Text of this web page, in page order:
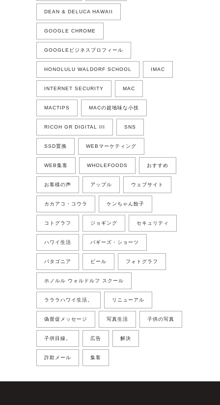
DEAN & DELUCA HAWAII
GOOGLE CHROME
GOOGLEビジネスプロフィール
HONOLULU WALDORF SCHOOL IMAC
INTERNET SECURITY MAC
MACTIPS MACの超地味な小技
RICOH GR DIGITAL III SNS
SSD置換 WEBマーケティング
WEB集客 WHOLEFOODS おすすめ
お客様の声 アップル ウェブサイト
カカアコ・コウラ ケンちゃん餃子
コトグラフ ジョギング セキュリティ
ハワイ生活 バギーズ・ショーツ
パタゴニア ビール フォトグラフ
ホノルル ウォルドルフ スクール
ラララハワイ生活。 リニューアル
偽督促メッセージ 写真生活 子供の写真
子供目線。 広告 解決
詐欺メール 集客